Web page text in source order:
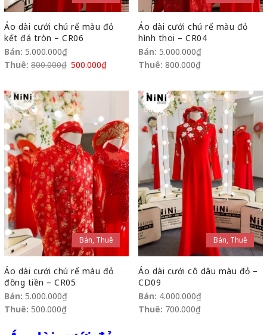
Áo dài cưới chú rể màu đỏ
kết đá tròn – CR06
Bán: 5.000.000₫
Thuê: 800.000₫ 500.000₫
Áo dài cưới chú rể màu đỏ
hình thoi – CR04
Bán: 5.000.000₫
Thuê: 800.000₫
Bán, Thuê
Áo dài cưới chú rể màu đỏ
đồng tiền – CR05
Bán: 5.000.000₫
Thuê: 500.000₫
Bán, Thuê
Áo dài cưới cô dâu màu đỏ –
CD09
Bán: 4.000.000₫
Thuê: 700.000₫